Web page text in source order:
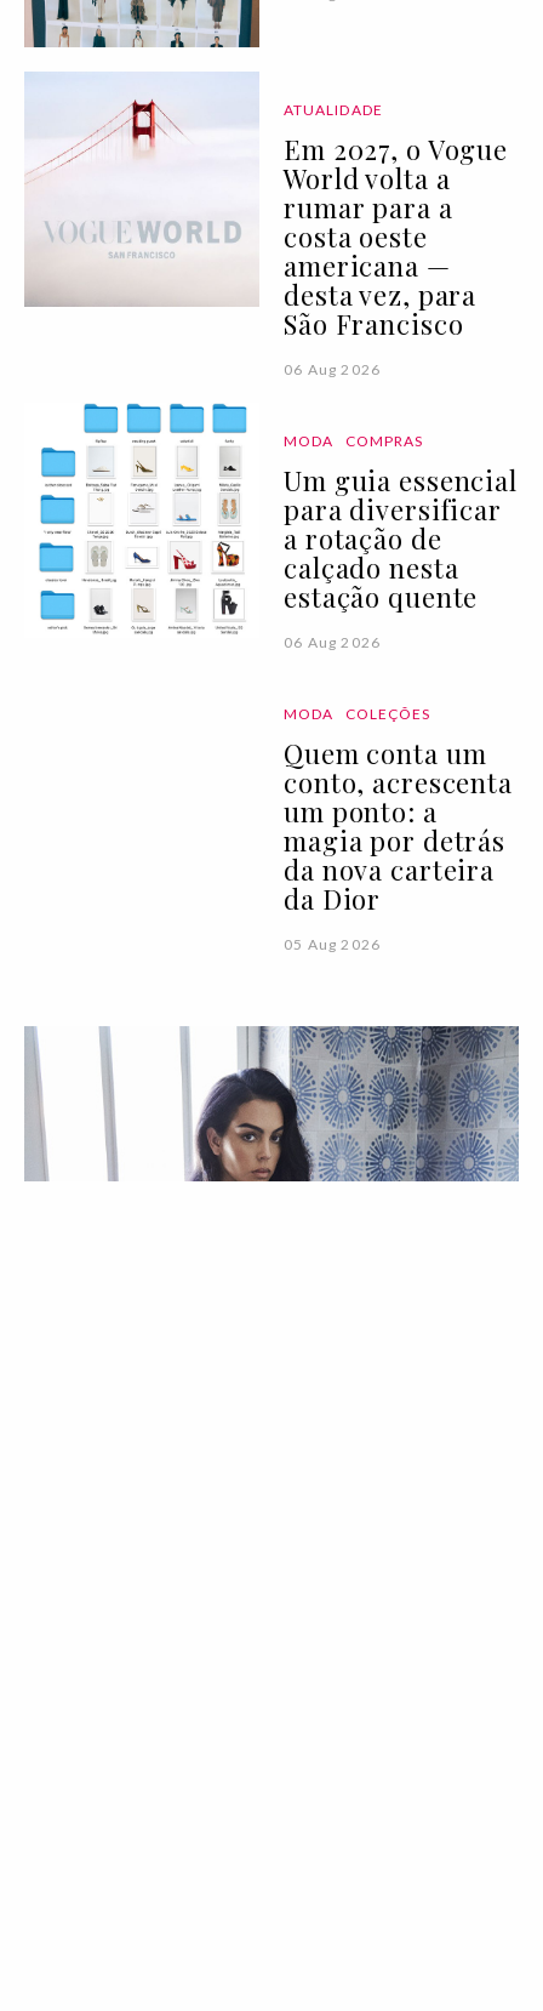
ATUALIDADE
Em 2027, o Vogue
World volta a
rumar para a
costa oeste
americana —
desta vez, para
São Francisco
06 Aug 2026
MODA COMPRAS
Um guia essencial
para diversificar
a rotação de
calçado nesta
estação quente
06 Aug 2026
MODA COLEÇÕES
Quem conta um
conto, acrescenta
um ponto: a
magia por detrás
da nova carteira
da Dior
05 Aug 2026